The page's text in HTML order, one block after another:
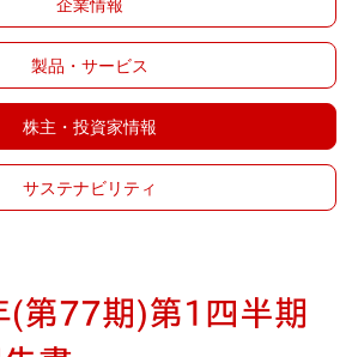
製品・サービス
株主・投資家情報
サステナビリティ
(第77期)第1四半期